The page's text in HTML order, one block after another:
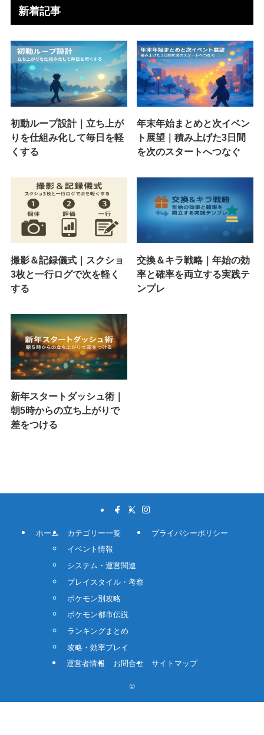
新着記事
初動ループ設計｜立ち上が
りを仕組み化して毎日を軽
くする
年末年始まとめと次イベン
ト展望｜積み上げた3日間
を次のスタートへつなぐ
撮影＆記録儀式｜スクショ
3枚と一行ログで次を軽く
する
交換＆キラ戦略｜年始の効
率と確率を両立する実践テ
ンプレ
新年スタートダッシュ術｜
朝5時からの立ち上がりで
差をつける
ホーム
カテゴリー一覧
イベント情報
システム・運営関連
プレイスタイル・考察
ポケモン別攻略
ポケモン都市伝説
ランキングまとめ
攻略・効率プレイ
プライバシーポリシー
運営者情報 お問合せ サイトマップ
©